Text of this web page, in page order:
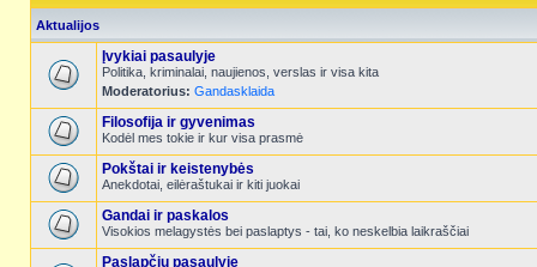
Aktualijos
Įvykiai pasaulyje
Politika, kriminalai, naujienos, verslas ir visa kita
Moderatorius: Gandasklaida
Filosofija ir gyvenimas
Kodėl mes tokie ir kur visa prasmė
Pokštai ir keistenybės
Anekdotai, eilėraštukai ir kiti juokai
Gandai ir paskalos
Visokios melagystės bei paslaptys - tai, ko neskelbia laikraščiai
Paslapčių pasaulyje